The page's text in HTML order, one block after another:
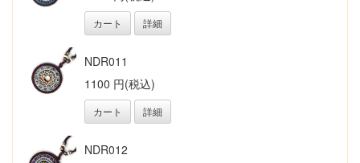
カート 詳細
NDR011
1100 円(税込)
カート 詳細
NDR012